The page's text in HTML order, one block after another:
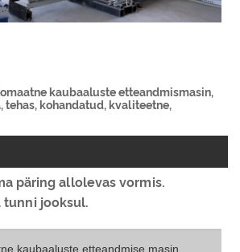
kaubaaluste etteandmismasin,
tehas, kohandatud, kvaliteetne,
päring allolevas vormis.
tunni jooksul.